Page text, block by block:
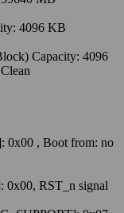
4096 KB
Capacity: 4096
0x00 , Boot from: no
RST_n signal